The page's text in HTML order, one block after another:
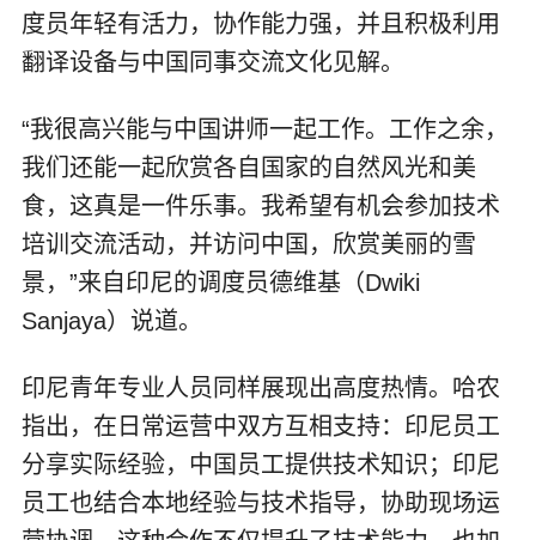
度员年轻有活力，协作能力强，并且积极利用
翻译设备与中国同事交流文化见解。
“我很高兴能与中国讲师一起工作。工作之余，
我们还能一起欣赏各自国家的自然风光和美
食，这真是一件乐事。我希望有机会参加技术
培训交流活动，并访问中国，欣赏美丽的雪
景，”来自印尼的调度员德维基（Dwiki
Sanjaya）说道。
印尼青年专业人员同样展现出高度热情。哈农
指出，在日常运营中双方互相支持：印尼员工
分享实际经验，中国员工提供技术知识；印尼
员工也结合本地经验与技术指导，协助现场运